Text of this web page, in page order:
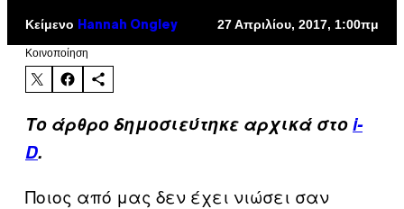
Κείμενο Hannah Ongley 27 Απριλίου, 2017, 1:00πμ
Kοινοποίηση
Το άρθρο δημοσιεύτηκε αρχικά στοi-
D.
Ποιος από μας δεν έχει νιώσει σαν